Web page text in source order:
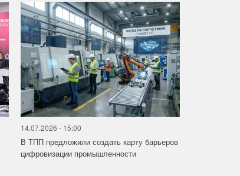
14.07.2026 - 15:00
В ТПП предложили создать карту барьеров
цифровизации промышленности